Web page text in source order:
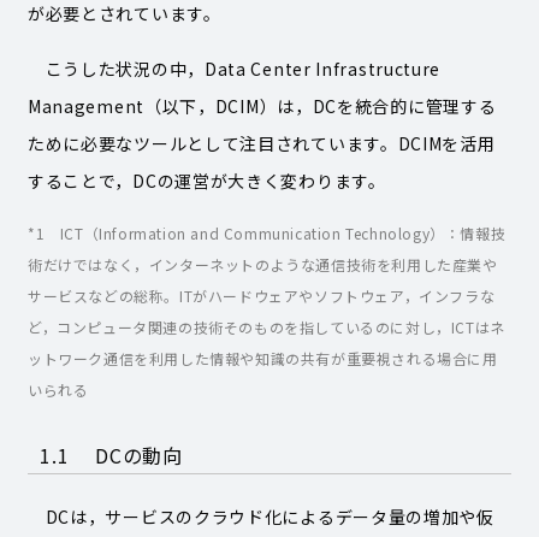
が必要とされています。
こうした状況の中，Data Center Infrastructure
Management（以下，DCIM）は，DCを統合的に管理する
ために必要なツールとして注目されています。DCIMを活用
することで，DCの運営が大きく変わります。
*1
ICT（Information and Communication Technology）：情報技
術だけではなく，インターネットのような通信技術を利用した産業や
サービスなどの総称。ITがハードウェアやソフトウェア，インフラな
ど，コンピュータ関連の技術そのものを指しているのに対し，ICTはネ
ットワーク通信を利用した情報や知識の共有が重要視される場合に用
いられる
1.1 DCの動向
DCは，サービスのクラウド化によるデータ量の増加や仮